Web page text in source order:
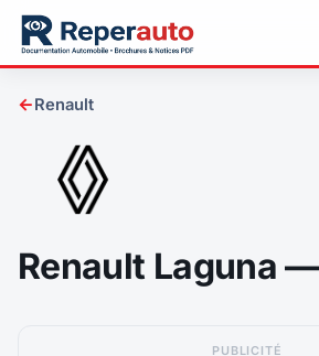
←Renault
Renault Laguna
PUBLICITÉ